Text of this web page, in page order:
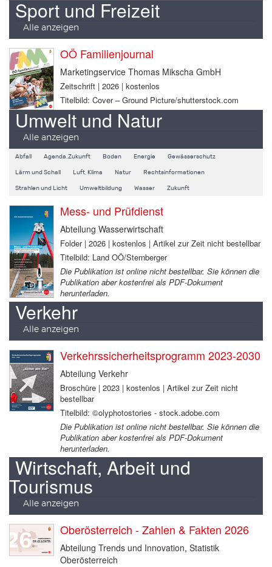
Sport und Freizeit
Alle anzeigen
OÖ Familienjournal
Marketingservice Thomas Mikscha GmbH
Zeitschrift | 2026 | kostenlos
Titelbild: Cover – Ground Picture/shutterstock.com
Umwelt und Natur
Alle anzeigen
Abfall Agenda.Zukunft Boden Energie Gewässerschutz
Lärm und Schall Luft, Klima Natur Rechtsinformationen
Strahlen und Licht Umweltbildung Wasser Zukunft
Mess- und Prüfdienst
Abteilung Wasserwirtschaft
Folder | 2026 | kostenlos | Artikel zur Zeit nicht bestellbar
Titelbild: Land OÖ/Sternberger
Die Publikation ist online nicht bestellbar. Sie können die
Publikation aber kostenfrei als PDF-Dokument
herunterladen.
Verkehr
Alle anzeigen
Verkehrssicherheitsprogramm 2023-2030
Abteilung Verkehr
Broschüre | 2023 | kostenlos | Artikel zur Zeit nicht
bestellbar
Titelbild: ©olyphotostories - stock.adobe.com
Die Publikation ist online nicht bestellbar. Sie können die
Publikation aber kostenfrei als PDF-Dokument
herunterladen.
Wirtschaft, Arbeit und
Tourismus
Alle anzeigen
Oberösterreich - Zahlen & Fakten 2026
Abteilung Trends und Innovation, Statistik
Oberösterreich